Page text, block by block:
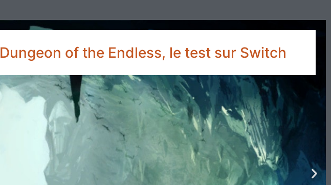
Dungeon of the Endless, le test sur Switch